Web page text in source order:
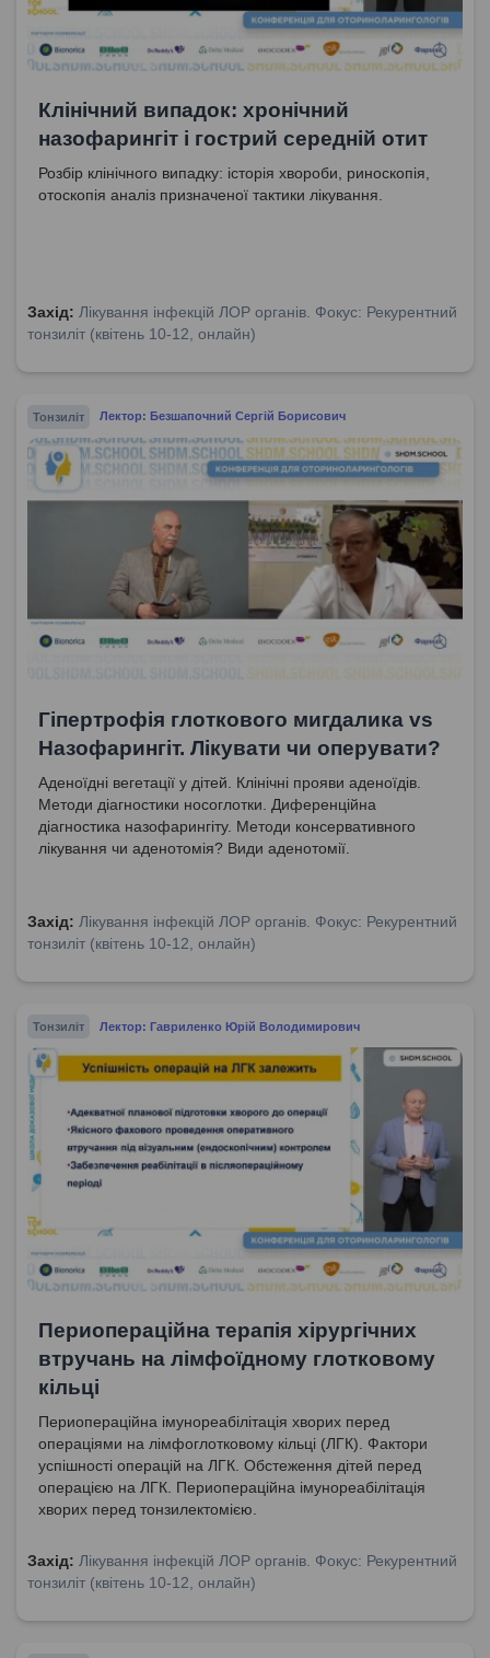
Клінічний випадок: хронічний
назофарингіт і гострий середній отит
Розбір клінічного випадку: історія хвороби, риноскопія,
отоскопія аналіз призначеної тактики лікування.
Захід: Лікування інфекцій ЛОР органів. Фокус: Рекурентний
тонзиліт (квітень 10-12, онлайн)
Тонзиліт Лектор: Безшапочний Сергій Борисович
Гіпертрофія глоткового мигдалика vs
Назофарингіт. Лікувати чи оперувати?
Аденоїдні вегетації у дітей. Клінічні прояви аденоїдів.
Методи діагностики носоглотки. Диференційна
діагностика назофарингіту. Методи консервативного
лікування чи аденотомія? Види аденотомії.
Захід: Лікування інфекцій ЛОР органів. Фокус: Рекурентний
тонзиліт (квітень 10-12, онлайн)
Тонзиліт Лектор: Гавриленко Юрій Володимирович
Периопераційна терапія хірургічних
втручань на лімфоїдному глотковому
кільці
Периопераційна імунореабілітація хворих перед
операціями на лімфоглотковому кільці (ЛГК). Фактори
успішності операцій на ЛГК. Обстеження дітей перед
операцією на ЛГК. Периопераційна імунореабілітація
хворих перед тонзилектомією.
Захід: Лікування інфекцій ЛОР органів. Фокус: Рекурентний
тонзиліт (квітень 10-12, онлайн)